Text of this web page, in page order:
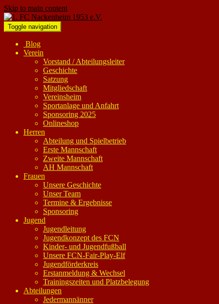
Skip to main content
Toggle navigation
Blog
Verein
Vorstand / Abteilungsleiter
Geschichte
Satzung
Mitgliedschaft
Vereinsheim
Sportanlage und Anfahrt
Sponsoring 2025
Onlineshop
Herren
Abteilung und Spielbetrieb
Erste Mannschaft
Zweite Mannschaft
AH Mannschaft
Frauen
Unsere Geschichte
Unser Team
Termine & Ergebnisse
Sponsoring
Jugend
Jugendleitung
Jugendkonzept des FCN
Kinder- und Jugendfußball
Unsere FCN-Fair-Play-Elf
Jugendförderkreis
Erstanmeldung & Wechsel
Trainingszeiten und Platzbelegung
Abteilungen
Jedermannänner